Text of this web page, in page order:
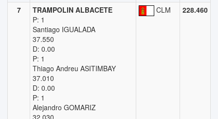
7
TRAMPOLIN ALBACETE
P: 1
Santiago IGUALADA
37.550
D: 0.00
P: 1
Thiago Andreu ASITIMBAY
37.010
D: 0.00
P: 1
Alejandro GOMARIZ
32.030
CLM 228.460